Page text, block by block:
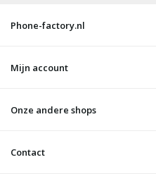
Phone-factory.nl
Mijn account
Onze andere shops
Contact